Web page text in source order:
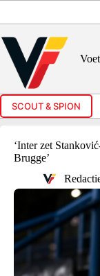
inhoud
SCOUT & SPION
‘Inter zet
Brugge’